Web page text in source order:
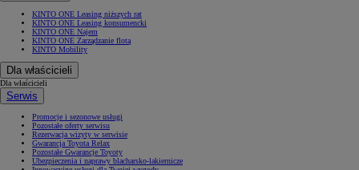
KINTO ONE Leasing niższych rat
KINTO ONE Leasing konsumencki
KINTO ONE Najem
KINTO ONE Zarządzanie flotą
KINTO Mobility
Dla właścicieli
Dla właścicieli
Serwis
Promocje i sezonowe usługi
Pozostałe oferty serwisu
Rezerwacja wizyty w serwisie
Gwarancja Toyota Relax
Pozostałe Gwarancje Toyoty
Ubezpieczenia i naprawy blacharsko-lakiernicze